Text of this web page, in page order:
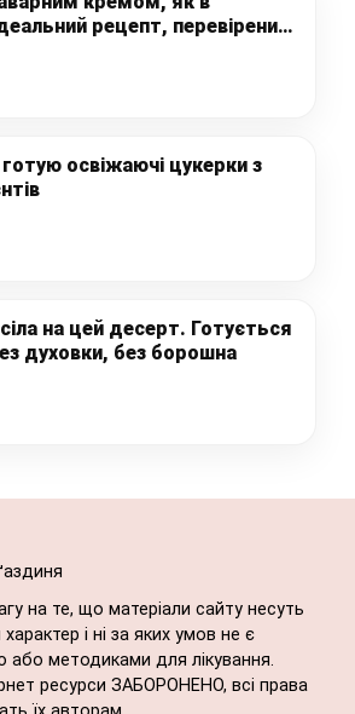
рецепт, перевірений
інгредієнтів, так
просять їх пекти щотижня
освіжаючі цукерки з
на цей десерт. Готується
духовки, без борошна
на те, що матеріали сайту несуть
і ні за яких умов не є
методиками для лікування.
ресурси ЗАБОРОНЕНО, всі права